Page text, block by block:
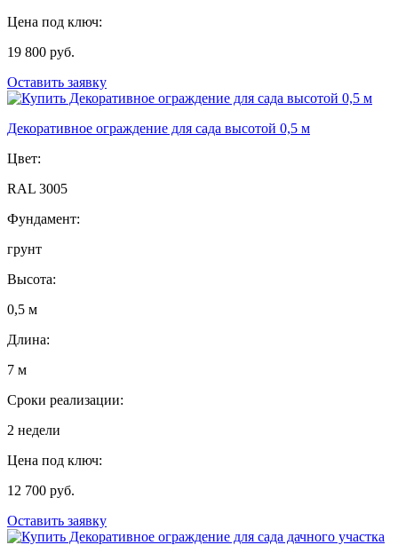
Цена под ключ:
19 800 руб.
Оставить заявку
Декоративное ограждение для сада высотой 0,5 м
Цвет:
RAL 3005
Фундамент:
грунт
Высота:
0,5 м
Длина:
7 м
Сроки реализации:
2 недели
Цена под ключ:
12 700 руб.
Оставить заявку